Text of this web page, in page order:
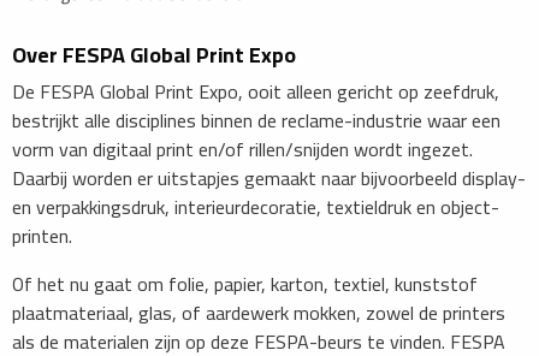
Over FESPA Global Print Expo
De FESPA Global Print Expo, ooit alleen gericht op zeefdruk,
bestrijkt alle disciplines binnen de reclame-industrie waar een
vorm van digitaal print en/of rillen/snijden wordt ingezet.
Daarbij worden er uitstapjes gemaakt naar bijvoorbeeld display-
en verpakkingsdruk, interieurdecoratie, textieldruk en object-
printen.
Of het nu gaat om folie, papier, karton, textiel, kunststof
plaatmateriaal, glas, of aardewerk mokken, zowel de printers
als de materialen zijn op deze FESPA-beurs te vinden. FESPA